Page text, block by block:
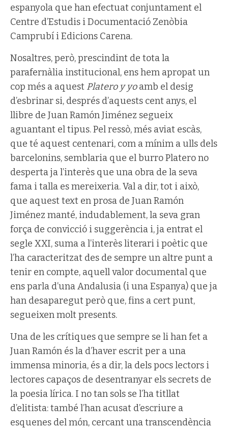
espanyola que han efectuat conjuntament el
Centre d’Estudis i Documentació Zenòbia
Camprubí i Edicions Carena.
Nosaltres, però, prescindint de tota la
parafernàlia institucional, ens hem apropat un
cop més a aquest Platero y yoamb el desig
d’esbrinar si, després d’aquests cent anys, el
llibre de Juan Ramón Jiménez segueix
aguantant el tipus. Pel ressò, més aviat escàs,
que té aquest centenari, com a mínim a ulls dels
barcelonins, semblaria que el burro Platero no
desperta ja l’interès que una obra de la seva
fama i talla es mereixeria. Val a dir, tot i això,
que aquest text en prosa de Juan Ramón
Jiménez manté, indudablement, la seva gran
força de convicció i suggerència i, ja entrat el
segle XXI, suma a l’interès literari i poètic que
l’ha caracteritzat des de sempre un altre punt a
tenir en compte, aquell valor documental que
ens parla d’una Andalusia (i una Espanya) que ja
han desaparegut però que, fins a cert punt,
segueixen molt presents.
Una de les crítiques que sempre se li han fet a
Juan Ramón és la d’haver escrit per a una
immensa minoria, és a dir, la dels pocs lectors i
lectores capaços de desentranyar els secrets de
la poesia lírica. I no tan sols se l’ha titllat
d’elitista: també l’han acusat d’escriure a
esquenes del món, cercant una transcendència